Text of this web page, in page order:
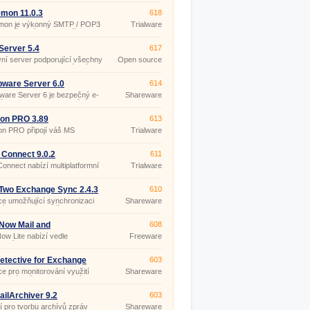
k SMTP serveru vašeho
připojení k internetu
11.0.3
je výkonný SMTP / POP3
poštovní server se širokou
618
Trialware
5.4
server podporující všechny
protokoly elektronické pošty
distribuční seznamy,
a antispamovou ochranu
SpamAssassin), aliasy,
617
Open source
Server 6.0
Server 6 je bezpečný e-
server s&nbsp;pokročilými
614
Shareware
PRO 3.89
PRO připojí váš MS
a distribuuje je do schránek
Exchange Serveru.
613
Trialware
9.0.2
nabízí multiplatformní
611
Trialware
Exchange Sync 2.4.3
umožňující synchronizaci
dat mezi složkami
2010).
610
Shareware
Mail and
Server Lite 3.2.8
Lite nabízí vedle
SMTP a POP3
pracujících v
webového prohlížeče:
sdílení dokumentů,
608
Freeware
for Exchange
2.2b
pro monitorování využití
pošty v podnikových
603
Shareware
9.2
pro tvorbu archívů zpráv
603
Shareware